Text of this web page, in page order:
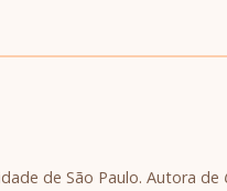
de São Paulo. Autora de